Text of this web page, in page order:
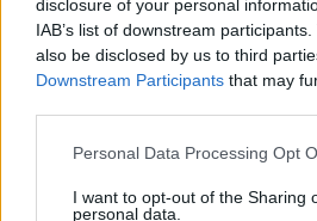
disclosure of your personal
IAB’s list of downstream
also be disclosed by us to third
Downstream Participants that may
Personal Data Processing Opt
I want to opt-out of the Sharing
personal data.